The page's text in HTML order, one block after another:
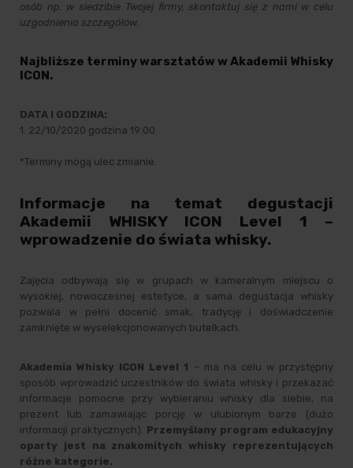
osób np. w siedzibie Twojej firmy, skontaktuj się z nami w celu
uzgodnienia szczegółów.
Najbliższe terminy warsztatów w Akademii Whisky
ICON.
DATA I GODZINA:
1. 22/10/2020 godzina 19:00
*Terminy mogą ulec zmianie.
Informacje na temat degustacji
Akademii WHISKY ICON Level 1 –
wprowadzenie do świata whisky.
Zajęcia odbywają się w grupach w kameralnym miejscu o
wysokiej, nowoczesnej estetyce, a sama degustacja whisky
pozwala w pełni docenić smak, tradycję i doświadczenie
zamknięte w wyselekcjonowanych butelkach.
Akademia Whisky ICON Level 1 – ma na celu w przystępny
sposób wprowadzić uczestników do świata whisky i przekazać
informacje pomocne przy wybieraniu whisky dla siebie, na
prezent lub zamawiając porcję w ulubionym barze (dużo
informacji praktycznych). Przemyślany program edukacyjny
oparty jest na znakomitych whisky reprezentujących
różne kategorie.